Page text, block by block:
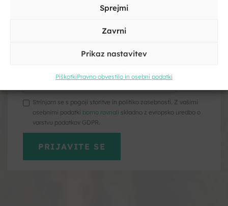
Sprejmi
Zavrni
Prikaz nastavitev
PiškotkiPravno obvestilo in osebni podatki
slikovitimi dolinami in številnimi kotički, ki jih je najlepše
kolesarske izlete in raziskovanja, kolesarski vodnik, koristni
trženje in omogočiti to vsebino
Strinjam se s pogoji storitve in politiko zasebnosti. Z vašimi
osebnimi podatki bomo ravnali skladno z evropsko uredbo o
varstvu podatkov GDPR.